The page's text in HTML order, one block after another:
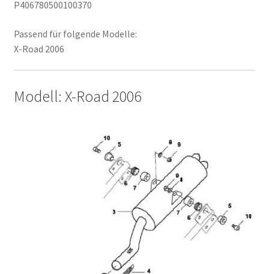
P406780500100370
Passend für folgende Modelle:
X-Road 2006
Modell: X-Road 2006